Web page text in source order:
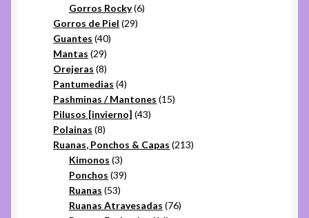
Gorros Rocky 66
Gorros de Piel 2929
Guantes 4040
Mantas 2929
productos
Orejeras 88
productos
Pantumedias 44
productos
Pashminas / Mantones 1515
Pilusos [invierno] 4343
Polainas 88
productos
Ruanas, Ponchos & Capas 213213
Kimonos 33
productos
Ponchos 3939
Ruanas 5353
productos
Ruanas Atravesadas 7676